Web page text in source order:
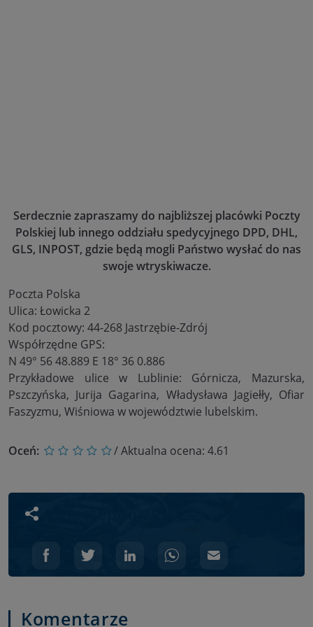
Serdecznie zapraszamy do najbliższej placówki Poczty
Polskiej lub innego oddziału spedycyjnego DPD, DHL,
GLS, INPOST, gdzie będą mogli Państwo wysłać do nas
swoje wtryskiwacze.
Poczta Polska
Ulica: Łowicka 2
Kod pocztowy: 44-268 Jastrzębie-Zdrój
Współrzędne GPS:
N 49° 56 48.889 E 18° 36 0.886
Przykładowe ulice w Lublinie: Górnicza, Mazurska,
Pszczyńska, Jurija Gagarina, Władysława Jagiełły, Ofiar
Faszyzmu, Wiśniowa w województwie lubelskim.
Oceń: / Aktualna ocena: 4.61
Komentarze